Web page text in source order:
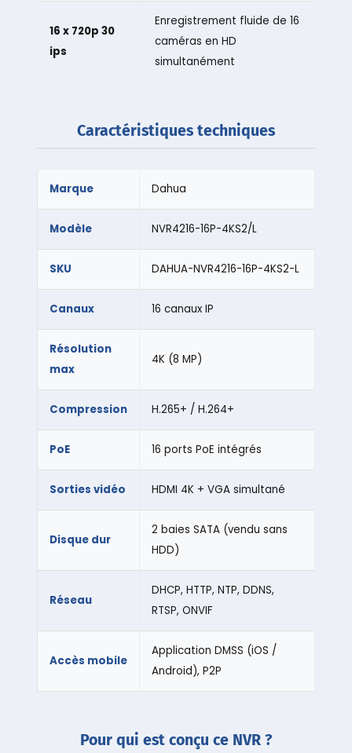
16 x 720p 30
ips
Enregistrement fluide de 16
caméras en HD
simultanément
Caractéristiques techniques
Marque Dahua
Modèle NVR4216-16P-4KS2/L
SKU DAHUA-NVR4216-16P-4KS2-L
Canaux 16 canaux IP
Résolution
max
4K (8 MP)
Compression H.265+ / H.264+
PoE 16 ports PoE intégrés
Sorties vidéo HDMI 4K + VGA simultané
Disque dur
2 baies SATA (vendu sans
HDD)
Réseau
DHCP, HTTP, NTP, DDNS,
RTSP, ONVIF
Accès mobile
Application DMSS (iOS /
Android), P2P
Pour qui est conçu ce NVR ?